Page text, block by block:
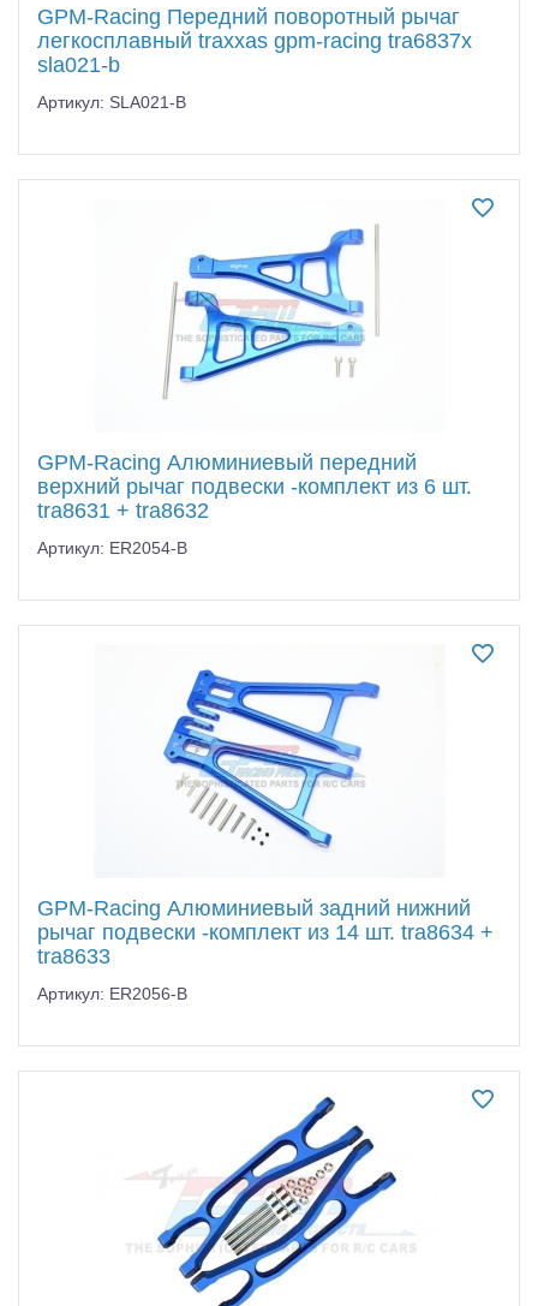
GPM-Racing Передний поворотный рычаг
легкосплавный traxxas gpm-racing tra6837x
sla021-b
Артикул: SLA021-B
GPM-Racing Алюминиевый передний
верхний рычаг подвески -комплект из 6 шт.
tra8631 + tra8632
Артикул: ER2054-B
GPM-Racing Алюминиевый задний нижний
рычаг подвески -комплект из 14 шт. tra8634 +
tra8633
Артикул: ER2056-B